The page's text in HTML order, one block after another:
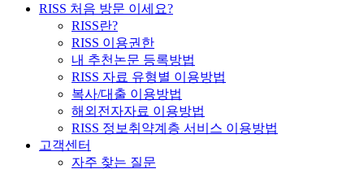
RISS 처음 방문 이세요?
RISS란?
RISS 이용권한
내 추천논문 등록방법
RISS 자료 유형별 이용방법
복사/대출 이용방법
해외전자자료 이용방법
RISS 정보취약계층 서비스 이용방법
고객센터
자주 찾는 질문